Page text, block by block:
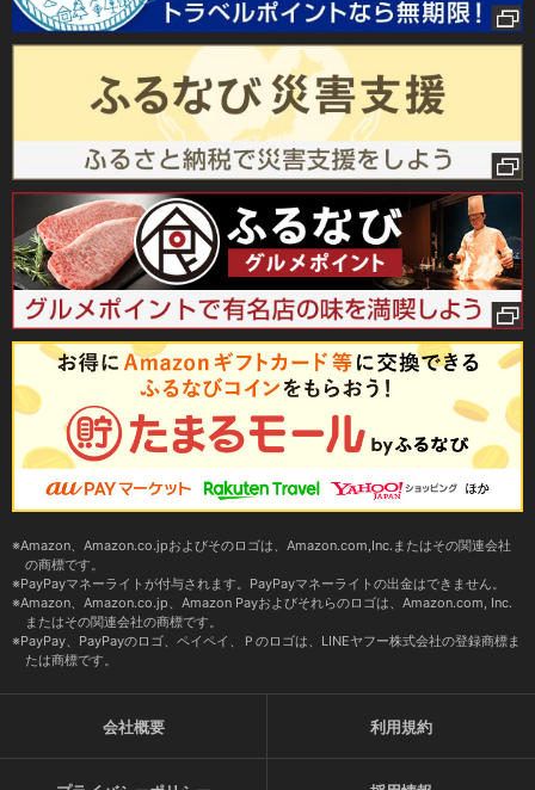
Amazon、Amazon.co.jpおよびそのロゴは、Amazon.com,Inc.またはその関連会社
の商標です。
PayPayマネーライトが付与されます。PayPayマネーライトの出金はできません。
Amazon、Amazon.co.jp、Amazon Payおよびそれらのロゴは、Amazon.com, Inc.
またはその関連会社の商標です。
PayPay、PayPayのロゴ、ペイペイ、Ｐのロゴは、LINEヤフー株式会社の登録商標ま
たは商標です。
会社概要 利用規約